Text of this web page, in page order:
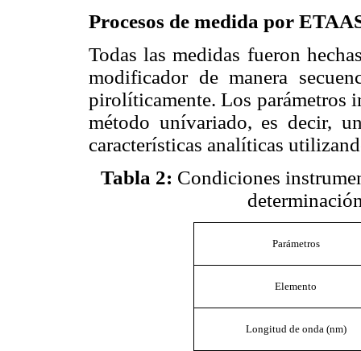
Procesos de medida por
Todas las medidas fueron
modificador de manera
pirolíticamente. Los parámetros
método unívariado, es decir,
características analíticas
Tabla 2: Condiciones
Parámetros
Elemento
Longitud de onda (nm)